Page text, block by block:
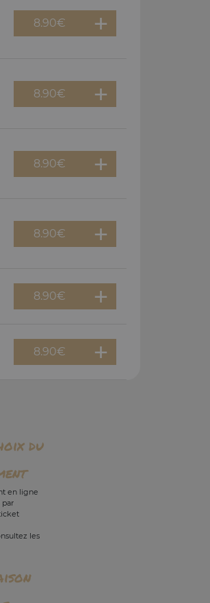
8.90€
8.90€
8.90€
8.90€
8.90€
8.90€
du
en ligne
par
les